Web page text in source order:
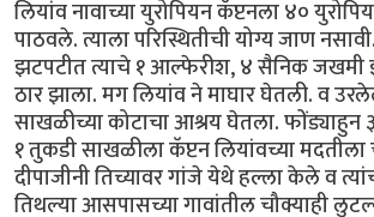
लियांव नावाच्या युरोपियन कॅप्टनला ४०
पाठवले. त्याला परिस्थितीची योग्य जाण
झटपटीत त्याचे १ आल्फेरीश, ४ सैनिक
ठार झाला. मग लियांव ने माघार घेतली. व
साखळीच्या कोटाचा आश्रय घेतला.
१ तुकडी साखळीला कॅप्टन लियांवच्या मदतीला
दीपाजीनी तिच्यावर गांजे येथे हल्ला केले व
तिथल्या आसपासच्या गावांतील चौक्याही